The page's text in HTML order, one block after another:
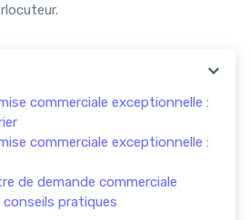
commerciale exceptionnelle :
commerciale exceptionnelle :
de demande commerciale
pratiques